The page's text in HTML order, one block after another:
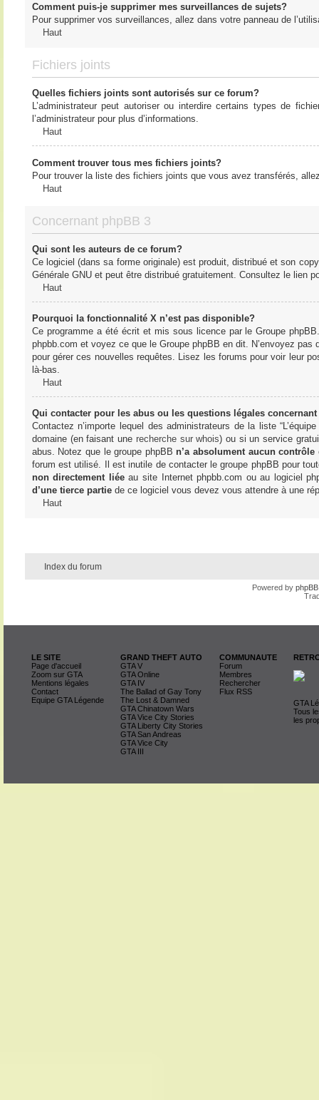
Comment puis-je supprimer mes surveillances de sujets?
Pour supprimer vos surveillances, allez dans votre panneau de
Haut
Fichiers joints
Quelles fichiers joints sont autorisés sur ce forum?
L’administrateur peut autoriser ou interdire certains types de
l’administrateur pour plus d’informations.
Haut
Comment trouver tous mes fichiers joints?
Pour trouver la liste des fichiers joints que vous avez transférés,
Haut
Concernant phpBB 3
Qui sont les auteurs de ce forum?
Ce logiciel (dans sa forme originale) est produit, distribué et son
Générale GNU et peut être distribué gratuitement. Consultez le lien
Haut
Pourquoi la fonctionnalité X n’est pas disponible?
Ce programme a été écrit et mis sous licence par le Groupe
phpbb.com et voyez ce que le Groupe phpBB en dit. N’envoyez
pour gérer ces nouvelles requêtes. Lisez les forums pour voir leur
là-bas.
Haut
Qui contacter pour les abus ou les questions légales
Contactez n’importe lequel des administrateurs de la liste
domaine (en faisant une recherche sur whois) ou si un service
abus. Notez que le groupe phpBB n’a absolument aucun contrôle
forum est utilisé. Il est inutile de contacter le groupe phpBB pour
non directement liéeau site Internet phpbb.com ou au logiciel
d’une tierce partiede ce logiciel vous devez vous attendre à une
Haut
Index du forum
Powered by phpBB
LE SITE
Page d'accueil
Zoom sur GTA
Mentions légales
Contact
Equipe GTA Légende
GRAND THEFT AUTO
GTA V
GTA Online
GTA IV
The Ballad of Gay Tony
The Lost & Damned
GTA Chinatown Wars
GTA Vice City Stories
GTA Liberty City Stories
GTA San Andreas
GTA Vice City
GTA III
COMMUNAUTE
Forum
Membres
Rechercher
Flux RSS
GTA
Tous
les